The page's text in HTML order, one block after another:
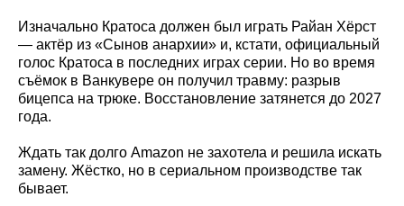
Изначально Кратоса должен был играть Райан Хёрст
— актёр из «Сынов анархии» и, кстати, официальный
голос Кратоса в последних играх серии. Но во время
съёмок в Ванкувере он получил травму: разрыв
бицепса на трюке. Восстановление затянется до 2027
года.
Ждать так долго Amazon не захотела и решила искать
замену. Жёстко, но в сериальном производстве так
бывает.